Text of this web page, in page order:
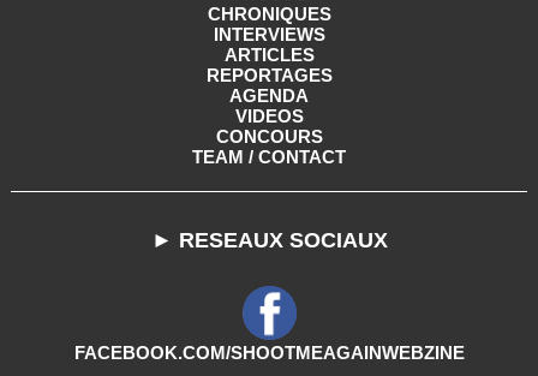
CHRONIQUES
INTERVIEWS
ARTICLES
REPORTAGES
AGENDA
VIDEOS
CONCOURS
TEAM / CONTACT
► RESEAUX SOCIAUX
FACEBOOK.COM/SHOOTMEAGAINWEBZINE